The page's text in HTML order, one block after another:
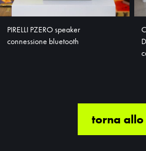
PIRELLI PZERO speaker
connessione bluetooth
torna allo